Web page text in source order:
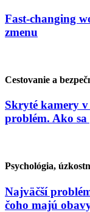
Fast-changing
zmenu
Cestovanie a
Skryté kamery
problém. Ako
Psychológia,
Najväčší
čoho majú